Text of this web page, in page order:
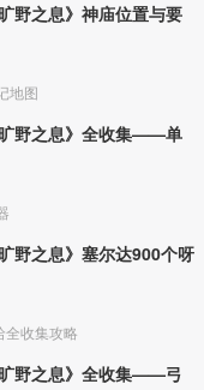
野之息》神庙位置与要
地图
旷野之息》全收集——单
野之息》塞尔达900个呀
全收集攻略
旷野之息》全收集——弓